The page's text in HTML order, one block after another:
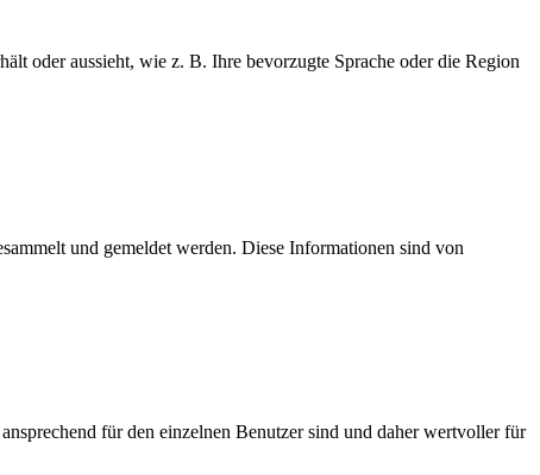
oder aussieht, wie z. B. Ihre bevorzugte Sprache oder die Region
und gemeldet werden. Diese Informationen sind von
für den einzelnen Benutzer sind und daher wertvoller für